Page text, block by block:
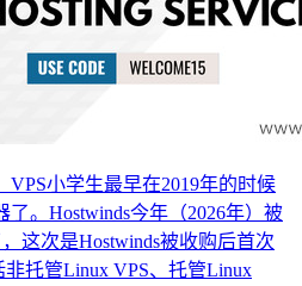
VPS小学生最早在2019年的时候
了。Hostwinds今年（2026年）被
这次是Hostwinds被收购后首次
托管Linux VPS、托管Linux